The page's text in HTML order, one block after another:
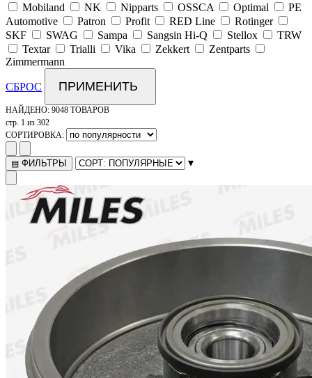
Mobiland
NK Nipparts OSSCA Optimal
PE
Automotive
Patron Profit RED Line
Rotinger
SKF
SWAG Sampa Sangsin Hi-Q Stellox
TRW
Textar
Trialli Vika Zekkert
Zentparts
Zimmermann
СБРОС ПРИМЕНИТЬ
НАЙДЕНО: 9048 ТОВАРОВ
стр. 1 из 302
СОРТИРОВКА:
▤ ФИЛЬТРЫ ▾